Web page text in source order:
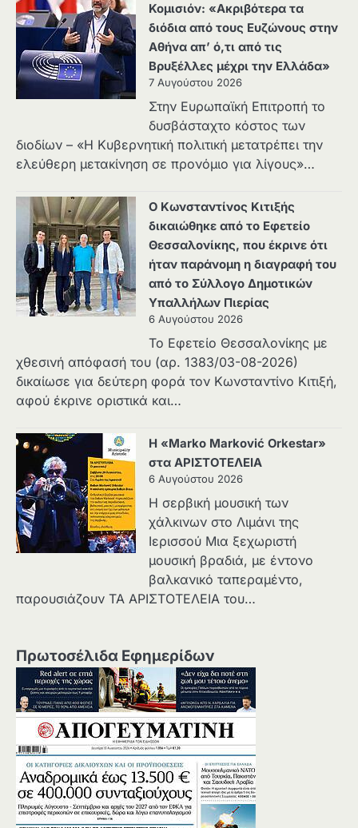
Κομισιόν: «Ακριβότερα τα
διόδια από τους Ευζώνους στην
Αθήνα απ’ ό,τι από τις
Βρυξέλλες μέχρι την Ελλάδα»
7 Αυγούστου 2026
Στην Ευρωπαϊκή Επιτροπή το
δυσβάσταχτο κόστος των
διοδίων – «Η Κυβερνητική πολιτική μετατρέπει την
ελεύθερη μετακίνηση σε προνόμιο για λίγους»…
Ο Κωνσταντίνος Κιτιξής
δικαιώθηκε από το Εφετείο
Θεσσαλονίκης, που έκρινε ότι
ήταν παράνομη η διαγραφή του
από το Σύλλογο Δημοτικών
Υπαλλήλων Πιερίας
6 Αυγούστου 2026
Το Εφετείο Θεσσαλονίκης με
χθεσινή απόφασή του (αρ. 1383/03-08-2026)
δικαίωσε για δεύτερη φορά τον Κωνσταντίνο Κιτιξή,
αφού έκρινε οριστικά και…
Η «Marko Marković Orkestar»
στα ΑΡΙΣΤΟΤΕΛΕΙΑ
6 Αυγούστου 2026
Η σερβική μουσική των
χάλκινων στο Λιμάνι της
Ιερισσού Μια ξεχωριστή
μουσική βραδιά, με έντονο
βαλκανικό ταπεραμέντο,
παρουσιάζουν ΤΑ ΑΡΙΣΤΟΤΕΛΕΙΑ του…
Πρωτοσέλιδα Εφημερίδων